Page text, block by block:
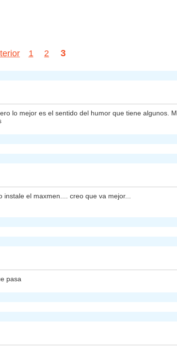
1 2 3
lo mejor es el sentido del humor que tiene algunos.
el maxmen.... creo que va mejor...
pasa